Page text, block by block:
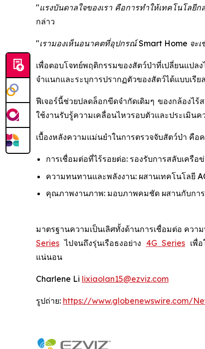
"แรงบันดาลใจของเรา คือการทำให้เทคโนโลยี
กล่าว
"เรามองเห็นอนาคตที่อุปกรณ์ Smart Home จะ
เพื่อตอบโจทย์พฤติกรรมของสัตว์ป่าที่เปลี่ยนแ
จำแนกและระบุการปรากฏตัวของสัตว์ได้แบบเรี
ฟีเจอร์นี้ช่วยปลดล็อกขีดจำกัดเดิมๆ ของกล้องไ
ใช้งานรับรู้ความเคลื่อนไหวรอบตัวและประเมินค
เบื้องหลังความแม่นยำในการตรวจจับสัตว์ป่า คื
การเชื่อมต่อที่ไร้รอยต่อ: รองรับการสลับเครื
ความทนทานและพลังงาน: ผสานเทคโนโลยี
คุณภาพงานภาพ: มอบภาพคมชัด ผสานกับกา
มาตรฐานความเป็นเลิศทั้งด้านการเชื่อมต่อ คว
Series ไปจนถึงรุ่นเรือธงอย่าง 4G Series เพื่
แน่นอน
Charlene Li lixiaolan15@ezviz.com
รูปถ่าย: https://www.globenewswire.com/